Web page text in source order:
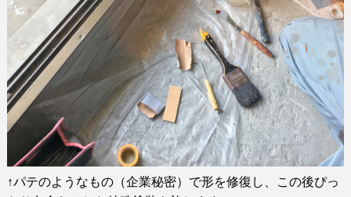
↑パテのようなもの（企業秘密）で形を修復し、この後ぴっ